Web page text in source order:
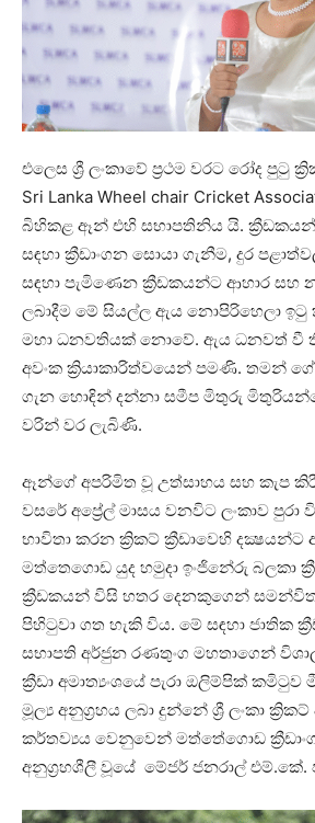
එලෙස ශ්‍රී ලංකාවේ ප්‍රථම වරට රෝද පුටු
Sri Lanka Wheel chair Cricket
බිහිකළ ඈන් එහි සභාපතිනිය යි.
සඳහා ක්‍රීඩාංගන සොයා ගැනීම, දුර
සඳහා පැමිණෙන ක්‍රීඩකයන්ට ආහාර සහ
ලබාදීම මේ සියල්ල ඇය නොපිරිහෙලා
මහා ධනවතියක් නොවේ. ඇය ධනවත් වී
අවංක ක්‍රියාකාරිත්වයෙන් පමණි. තමන්
ගැන හොඳින් දන්නා සමීප මිතුරු
වරින් වර ලැබිණි.
ඈන්ගේ අපරිමිත වූ උත්සාහය සහ කැප
වසරේ අප්‍රේල් මාසය වනවිට ලංකාව
භාවිතා කරන ක්‍රිකට් ක්‍රීඩාවෙහි දක්‍ෂයන්ට
මත්තෙගොඩ යුද හමුදා ඉංජිනේරු බලකා
ක්‍රීඩකයන් විසි හතර දෙනකුගෙන්
පිහිටුවා ගත හැකි විය. මේ සඳහා ජාතික
සභාපති අර්ජුන රණතුංග මහතාගෙන්
ක්‍රීඩා අමාත්‍යංශයේ පැරා ඔලිම්පික්
මූල්‍ය අනුග්‍රහය ලබා දුන්නේ ශ්‍රී ලංකා
කර්තව්‍යය වෙනුවෙන් මත්තේගොඩ
අනුග්‍රහශීලී වූයේ ⁣ මේජර් ජනරාල්